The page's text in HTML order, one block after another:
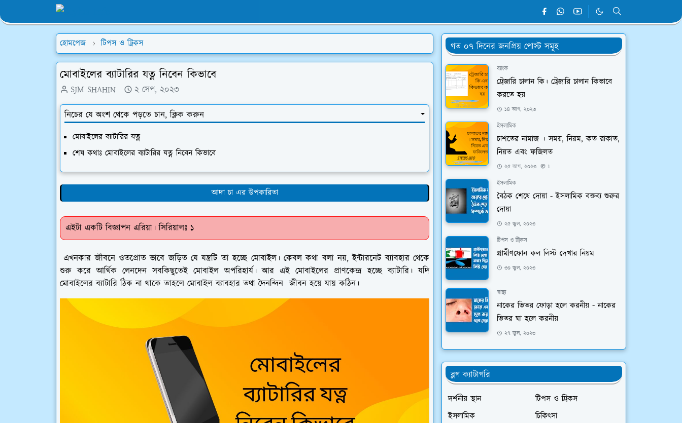
হোমপেজ টিপস ও ট্রিকস
মোবাইলের ব্যাটারির যত্ন নিবেন কিভাবে
SJM SHAHIN ২ সেপ, ২০২৩
নিচের যে অংশ থেকে পড়তে চান, ক্লিক করুন
মোবাইলের ব্যাটারির যত্ন
শেষ কথাঃ মোবাইলের ব্যাটারির যত্ন নিবেন কিভাবে
আদা চা এর উপকারিতা
এইটা একটি বিজ্ঞাপন এরিয়া। সিরিয়ালঃ ১
এখনকার জীবনে ওতপ্রোত ভাবে জড়িত যে যন্ত্রটি তা হচ্ছে মোবাইল। কেবল কথা বলা নয়, ইন্টারনেট ব্যাবহার থেকে
শুরু করে আর্থিক লেনদেন সবকিছুতেই মোবাইল অপরিহার্য। আর এই মোবাইলের প্রাণকেন্দ্র হচ্ছে ব্যাটারি। যদি
মোবাইলের ব্যাটারি ঠিক না থাকে তাহলে মোবাইল ব্যাবহার তথা দৈনন্দিন জীবন হয়ে যায় কঠিন।
গত ০৭ দিনের জনপ্রিয় পোস্ট সমূহ
ব্যাংক
ট্রেজারি চালান কি। ট্রেজারি চালান কিভাবে
করতে হয়
১৪ আগ, ২০২৩
ইসলামিক
চাশতের নামাজ । সময়, নিয়ম, কত রাকাত,
নিয়ত এবং ফজিলত
২৫ আগ, ২০২৩ 1
ইসলামিক
বৈঠক শেষে দোয়া - ইসলামিক বক্তব্য শুরুর
দোয়া
২৫ জুল, ২০২৩
টিপস ও ট্রিকস
গ্রামীণফোন কল লিস্ট দেখার নিয়ম
৩০ জুল, ২০২৩
স্বাস্থ্য
নাকের ভিতর ফোড়া হলে করনীয় - নাকের
ভিতর ঘা হলে করনীয়
২৭ জুল, ২০২৩
ব্লগ ক্যাটাগরি
দর্শনীয় স্থান
টিপস ও ট্রিকস
ইসলামিক
চিকিৎসা